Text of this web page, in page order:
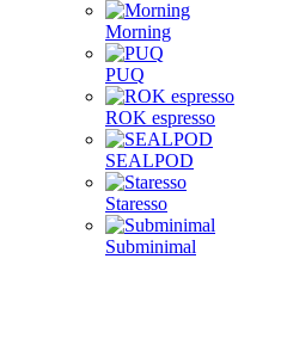
Morning
PUQ
ROK espresso
SEALPOD
Staresso
Subminimal